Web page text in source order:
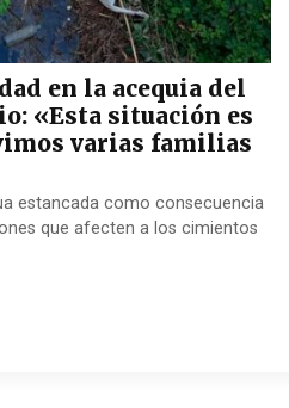
en la acequia del
«Esta situación es
varias familias
estancada como consecuencia
que afecten a los cimientos